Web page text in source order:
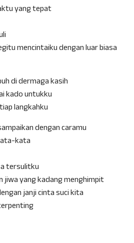
yang tepat
mencintaiku dengan luar biasa
di dermaga kasih
kado untukku
langkahku
dengan caramu
kata
tersulitku
jiwa yang kadang menghimpit
janji cinta suci kita